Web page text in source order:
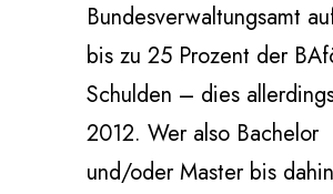
Bundesverwaltungsamt
bis zu 25 Prozent der
Schulden – dies
2012. Wer also Bachelor
und/oder Master bis dahin